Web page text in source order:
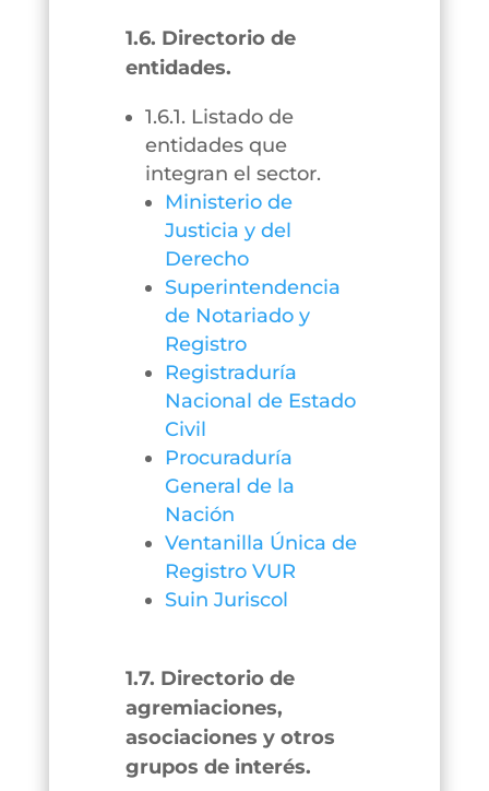
1.6. Directorio de
entidades.
1.6.1. Listado de
entidades que
integran el sector.
Ministerio de
Justicia y del
Derecho
Superintendencia
de Notariado y
Registro
Registraduría
Nacional de Estado
Civil
Procuraduría
General de la
Nación
Ventanilla Única de
Registro VUR
Suin Juriscol
1.7. Directorio de
agremiaciones,
asociaciones y otros
grupos de interés.